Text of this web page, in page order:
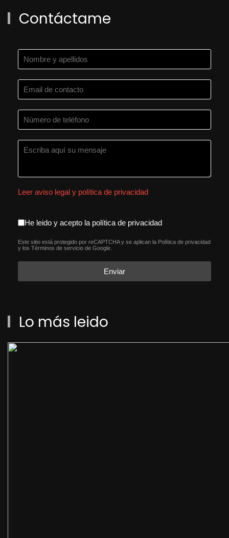
Contáctame
Leer aviso legal y política de privacidad
aceptacion política de
He leido y acepto la política de privacidad
reCAPTCHA*
Este sitio está protegido por reCAPTCHA y se aplican la Política de privacidad
y los Términos de servicio de Google.
Enviar
Lo más leido